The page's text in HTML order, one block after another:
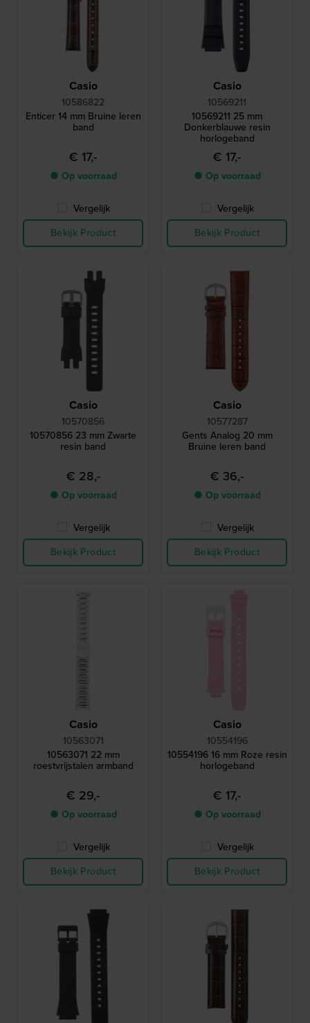
Casio
10586822
Enticer 14 mm Bruine leren
band
€ 17,-
● Op voorraad
Vergelijk
Bekijk Product
Casio
10569211
10569211 25 mm
Donkerblauwe resin
horlogeband
€ 17,-
● Op voorraad
Vergelijk
Bekijk Product
Casio
10570856
10570856 23 mm Zwarte
resin band
€ 28,-
● Op voorraad
Vergelijk
Bekijk Product
Casio
10577287
Gents Analog 20 mm
Bruine leren band
€ 36,-
● Op voorraad
Vergelijk
Bekijk Product
Casio
10563071
10563071 22 mm
roestvrijstalen armband
€ 29,-
● Op voorraad
Vergelijk
Bekijk Product
Casio
10554196
10554196 16 mm Roze resin
horlogeband
€ 17,-
● Op voorraad
Vergelijk
Bekijk Product